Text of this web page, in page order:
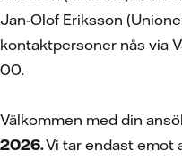
Jan-Olof Eriksson
kontaktpersoner nås via
00.
Välkommen med din
2026.Vi tar endast emot